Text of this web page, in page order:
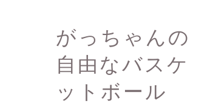
がっちゃんの
自由なバスケ
ットボール